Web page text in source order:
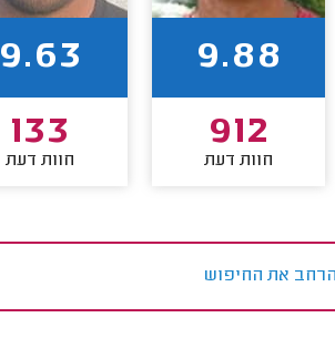
9.88
912
חוות דעת
9.63
133
חוות דעת
הרחב את החיפוש